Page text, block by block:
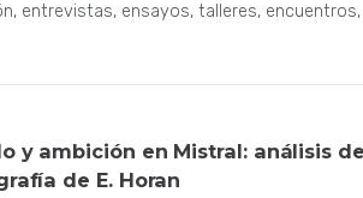
entrevistas, ensayos, talleres,
y ambición en Mistral: análisis de
de E. Horan